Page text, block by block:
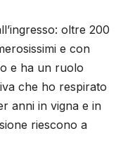
oltre 200
e con
e ha un ruolo
che ho respirato
anni in vigna e in
riescono a